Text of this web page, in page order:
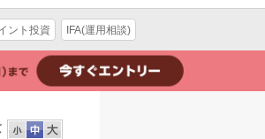
ント投資 IFA(運用相談)